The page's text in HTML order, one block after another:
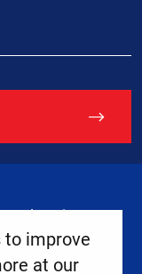
House
Notice
to improve
at our